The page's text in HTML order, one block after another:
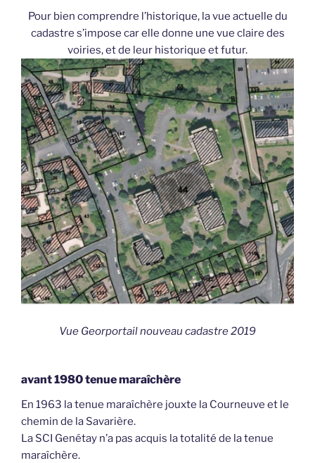
Pour bien comprendre l’historique, la vue actuelle du
cadastre s’impose car elle donne une vue claire des
voiries, et de leur historique et futur.
Vue Georportail nouveau cadastre 2019
avant 1980 tenue maraîchère
En 1963 la tenue maraîchère jouxte la Courneuve et le
chemin de la Savarière.
La SCI Genétay n’a pas acquis la totalité de la tenue
maraîchère.